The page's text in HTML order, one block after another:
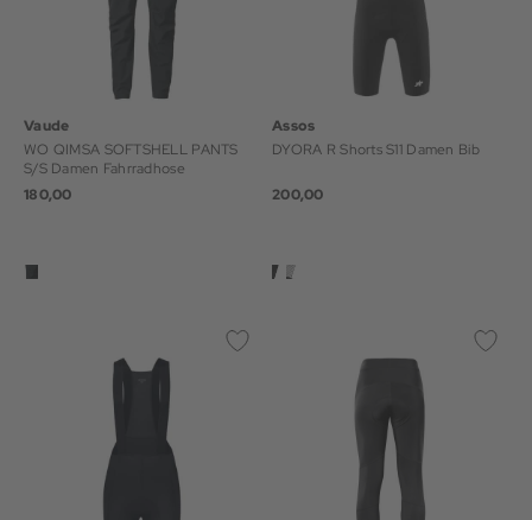
Vaude
WO QIMSA SOFTSHELL PANTS
S/S Damen Fahrradhose
180,00
Assos
DYORA R Shorts S11 Damen Bib
200,00